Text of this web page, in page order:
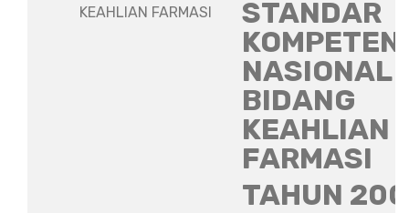
KEAHLIAN FARMASI
STANDAR
NASIONAL
BIDANG
KEAHLIAN
FARMASI
TAHUN